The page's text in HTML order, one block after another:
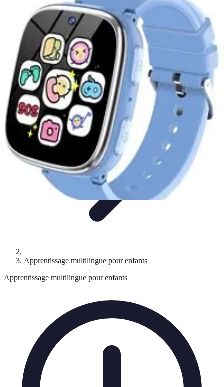
Polyglotte Junior
Avantages Conseils et StratégiesRecherches et
Développements Comparaisons Astuces et Conseils
Polyglotte Junior
Apprentissage multilingue pour enfants
Apprentissage multilingue pour enfants